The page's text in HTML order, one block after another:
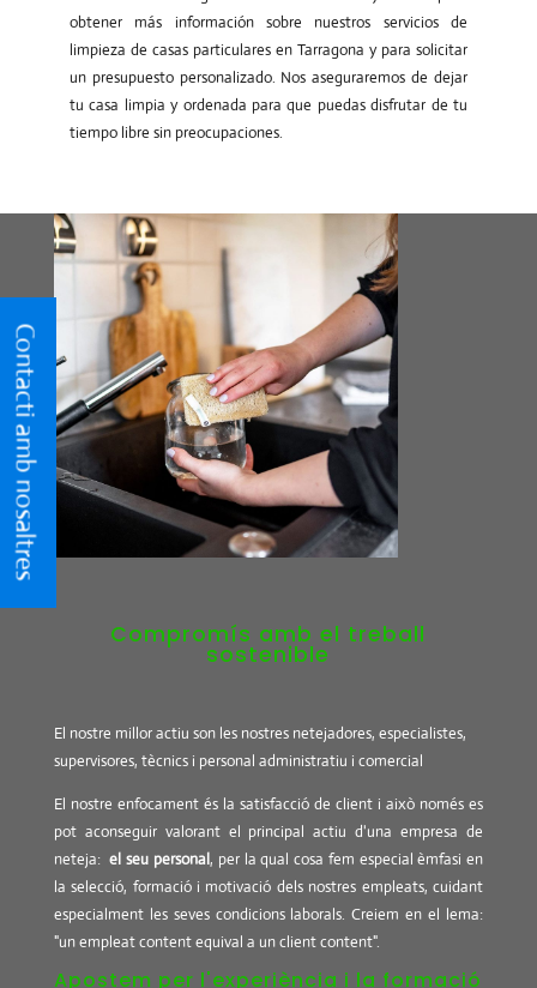
obtener más información sobre nuestros servicios de
limpieza de casas particulares en Tarragona y para solicitar
un presupuesto personalizado. Nos aseguraremos de dejar
tu casa limpia y ordenada para que puedas disfrutar de tu
tiempo libre sin preocupaciones.
Compromís amb el treball
sostenible
El nostre millor actiu son les nostres netejadores, especialistes,
supervisores, tècnics i personal administratiu i comercial
El nostre enfocament és la satisfacció de client i això només es
pot aconseguir valorant el principal actiu d'una empresa de
neteja: el seu personal, per la qual cosa fem especial èmfasi en
la selecció, formació i motivació dels nostres empleats, cuidant
especialment les seves condicions laborals. Creiem en el lema:
"un empleat content equival a un client content".
Apostem per l'experiència i la formació
Contacti amb nosaltres
Contacti amb nosaltres